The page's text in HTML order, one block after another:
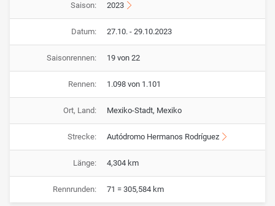
Saison: 2023
Datum: 27.10. - 29.10.2023
Saisonrennen: 19 von 22
Rennen: 1.098 von 1.101
Ort, Land: Mexiko-Stadt, Mexiko
Strecke: Autódromo Hermanos Rodríguez
Länge: 4,304 km
Rennrunden: 71 = 305,584 km